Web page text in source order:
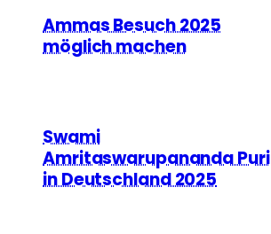
Ammas Besuch 2025
möglich machen
Swami
Amritaswarupananda Puri
in Deutschland 2025